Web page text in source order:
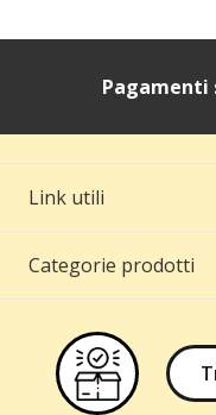
Pagamenti
Link utili
Categorie prodotti